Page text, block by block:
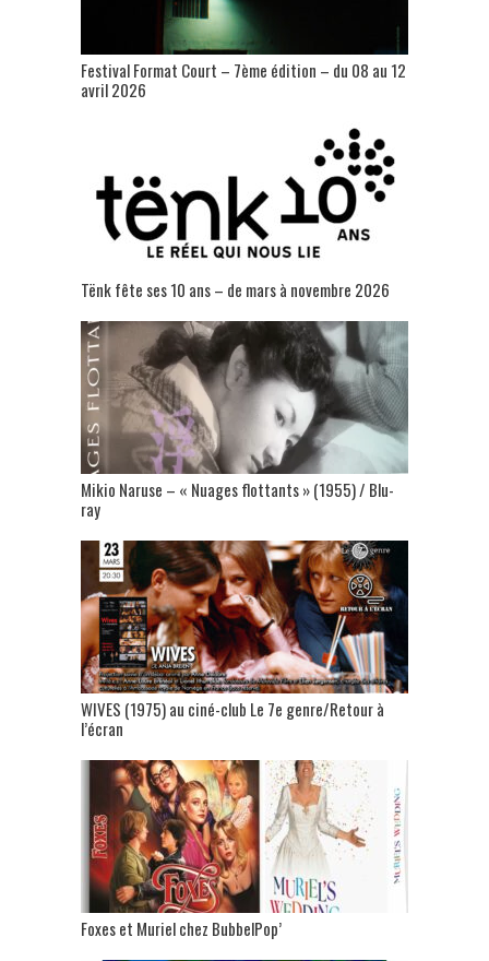
Festival Format Court – 7ème édition – du 08 au 12
avril 2026
Tënk fête ses 10 ans – de mars à novembre 2026
Mikio Naruse – « Nuages flottants » (1955) / Blu-
ray
WIVES (1975) au ciné-club Le 7e genre/Retour à
l’écran
Foxes et Muriel chez BubbelPop’